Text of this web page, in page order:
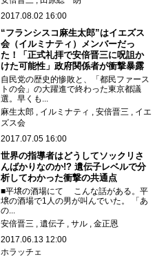
2017.08.02 16:00
“フランシスコ麻生太郎”はイエズス
会（イルミナティ）メンバーだっ
た！「正式礼拝で安倍晋三に呪詛か
けた可能性」政府関係者が衝撃暴露
自民党の歴史的惨敗と、「都民ファース
トの会」の大躍進で終わった東京都議
選。早くも...
麻生太郎
イルミナティ 安倍晋三
イエ
ズス会
2017.07.05 16:00
世界の指導者はどうしてソックリさ
んばかりなのか!? 遺伝子レベルで分
析してわかった衝撃の共通点
■平壌の酒場にて こんな話がある。平
壌の酒場で1人の男が叫んでいた。 「あ
の...
安倍晋三
遺伝子 サル
金正恩
2017.06.13 12:00
ホラッチェ